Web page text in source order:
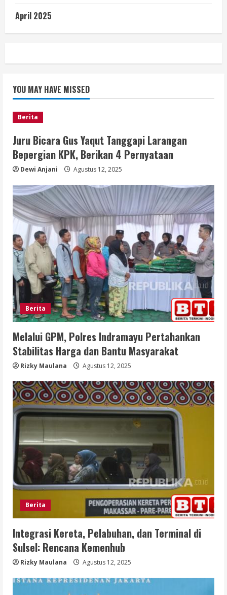
April 2025
YOU MAY HAVE MISSED
Berita
Juru Bicara Gus Yaqut Tanggapi Larangan
Bepergian KPK, Berikan 4 Pernyataan
Dewi Anjani Agustus 12, 2025
Berita
Melalui GPM, Polres Indramayu Pertahankan
Stabilitas Harga dan Bantu Masyarakat
Rizky Maulana Agustus 12, 2025
Berita
Integrasi Kereta, Pelabuhan, dan Terminal di
Sulsel: Rencana Kemenhub
Rizky Maulana Agustus 12, 2025